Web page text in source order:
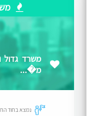
משרד גדול
מ�...
נמצא בחוד